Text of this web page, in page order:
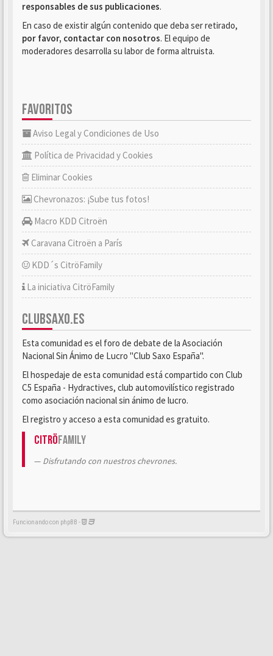
responsables de sus publicaciones.
En caso de existir algún contenido que deba ser retirado,
por favor, contactar con nosotros. El equipo de
moderadores desarrolla su labor de forma altruista.
FAVORITOS
Aviso Legal y Condiciones de Uso
Política de Privacidad y Cookies
Eliminar Cookies
Chevronazos: ¡Sube tus fotos!
Macro KDD Citroën
Caravana Citroën a París
KDD´s CitröFamily
La iniciativa CitröFamily
CLUBSAXO.ES
Esta comunidad es el foro de debate de la Asociación
Nacional Sin Ánimo de Lucro "Club Saxo España".
El hospedaje de esta comunidad está compartido con Club
C5 España - Hydractives, club automovilístico registrado
como asociación nacional sin ánimo de lucro.
El registro y acceso a esta comunidad es gratuito.
CitröFamily
Disfrutando con nuestros chevrones.
Funcionando con phpBB -